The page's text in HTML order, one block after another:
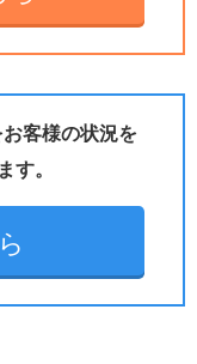
客様の状況を
す。